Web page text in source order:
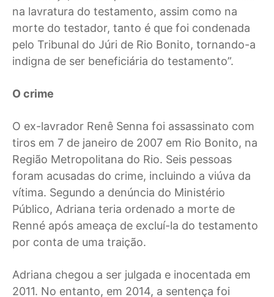
na lavratura do testamento, assim como na
morte do testador, tanto é que foi condenada
pelo Tribunal do Júri de Rio Bonito, tornando-a
indigna de ser beneficiária do testamento”.
O crime
O ex-lavrador Renê Senna foi assassinato com
tiros em 7 de janeiro de 2007 em Rio Bonito, na
Região Metropolitana do Rio. Seis pessoas
foram acusadas do crime, incluindo a viúva da
vítima. Segundo a denúncia do Ministério
Público, Adriana teria ordenado a morte de
Renné após ameaça de excluí-la do testamento
por conta de uma traição.
Adriana chegou a ser julgada e inocentada em
2011. No entanto, em 2014, a sentença foi